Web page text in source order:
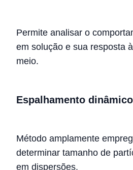
Permite analisar o
em solução e sua resposta
meio.
Espalhamento
Método amplamente
determinar tamanho de
em dispersões.